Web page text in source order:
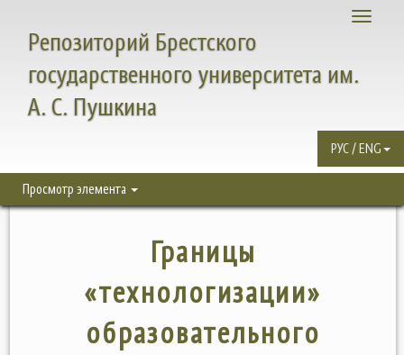
Toggle
Репозиторий Брестского
государственного университета им.
А. С. Пушкина
РУС / ENG
Просмотр элемента
Границы
«технологизации»
образовательного